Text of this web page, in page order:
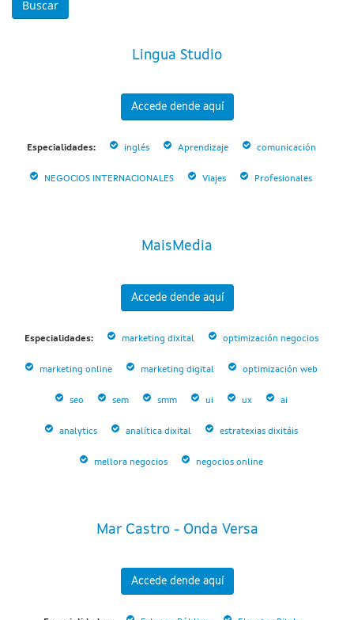
Lingua Studio
Accede dende aquí
Especialidades: inglés Aprendizaje comunicación
NEGOCIOS INTERNACIONALES Viajes Profesionales
MaisMedia
Accede dende aquí
Especialidades: marketing dixital optimización negocios
marketing online marketing digital optimización web
seo sem smm ui ux ai
analytics analítica dixital estratexias dixitáis
mellora negocios negocios online
Mar Castro - Onda Versa
Accede dende aquí